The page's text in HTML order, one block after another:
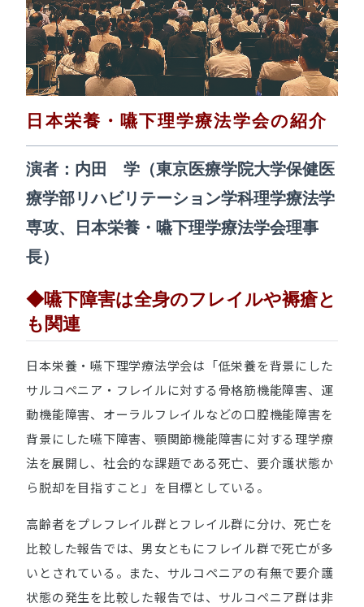
日本栄養・嚥下理学療法学会の紹介
演者：内田 学（東京医療学院大学保健医
療学部リハビリテーション学科理学療法学
専攻、日本栄養・嚥下理学療法学会理事
長）
◆嚥下障害は全身のフレイルや褥瘡と
も関連
日本栄養・嚥下理学療法学会は「低栄養を背景にした
サルコペニア・フレイルに対する骨格筋機能障害、運
動機能障害、オーラルフレイルなどの口腔機能障害を
背景にした嚥下障害、顎関節機能障害に対する理学療
法を展開し、社会的な課題である死亡、要介護状態か
ら脱却を目指すこと」を目標としている。
高齢者をプレフレイル群とフレイル群に分け、死亡を
比較した報告では、男女ともにフレイル群で死亡が多
いとされている。また、サルコペニアの有無で要介護
状態の発生を比較した報告では、サルコペニア群は非